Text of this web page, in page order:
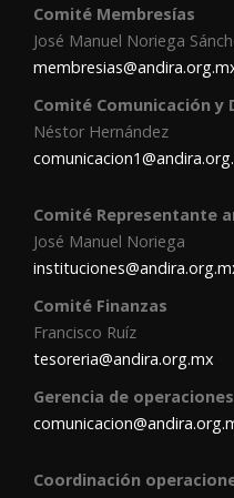
Comité Membresías
José Manuel Noriega
Comité Comunicación y
Néstor Hernández
Comité Representante
José Manuel Noriega
Comité Finanzas
Francisco Ruíz
tesoreria@andira.org.mx
Gerencia de operaciones
Coordinación